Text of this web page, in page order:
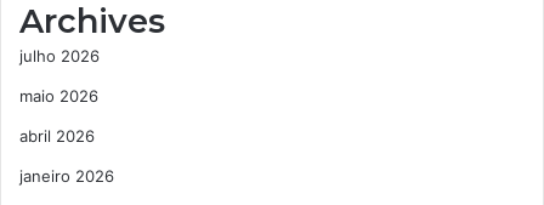
Archives
julho 2026
maio 2026
abril 2026
janeiro 2026